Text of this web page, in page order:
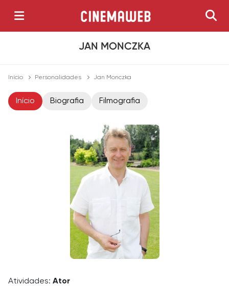
JAN MONCZKA
Início Personalidades Jan Monczka
Início Biografia Filmografia
Atividades: Ator